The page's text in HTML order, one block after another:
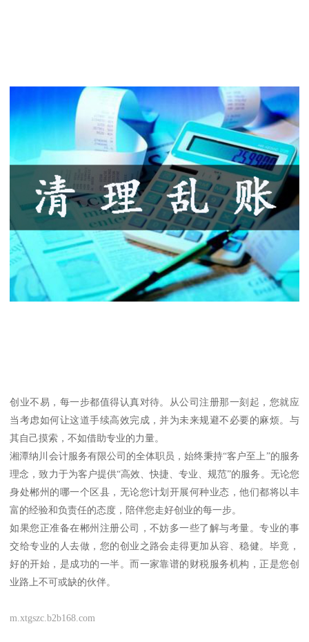
创业不易，每一步都值得认真对待。从公司注册那一刻起，您就应
当考虑如何让这道手续高效完成，并为未来规避不必要的麻烦。与
其自己摸索，不如借助专业的力量。
湘潭纳川会计服务有限公司的全体职员，始终秉持“客户至上”的服务
理念，致力于为客户提供“高效、快捷、专业、规范”的服务。无论您
身处郴州的哪一个区县，无论您计划开展何种业态，他们都将以丰
富的经验和负责任的态度，陪伴您走好创业的每一步。
如果您正准备在郴州注册公司，不妨多一些了解与考量。专业的事
交给专业的人去做，您的创业之路会走得更加从容、稳健。毕竟，
好的开始，是成功的一半。而一家靠谱的财税服务机构，正是您创
业路上不可或缺的伙伴。
m.xtgszc.b2b168.com